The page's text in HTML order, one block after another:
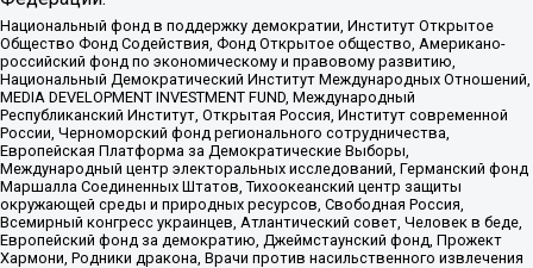
Национальный фонд в поддержку демократии, Институт Открытое
Общество Фонд Содействия, Фонд Открытое общество, Американо-
российский фонд по экономическому и правовому развитию,
Национальный Демократический Институт Международных Отношений,
MEDIA DEVELOPMENT INVESTMENT FUND, Международный
Республиканский Институт, Открытая Россия, Институт современной
России, Черноморский фонд регионального сотрудничества,
Европейская Платформа за Демократические Выборы,
Международный центр электоральных исследований, Германский фонд
Маршалла Соединенных Штатов, Тихоокеанский центр защиты
окружающей среды и природных ресурсов, Свободная Россия,
Всемирный конгресс украинцев, Атлантический совет, Человек в беде,
Европейский фонд за демократию, Джеймстаунский фонд, Прожект
Хармони, Родники дракона, Врачи против насильственного извлечения